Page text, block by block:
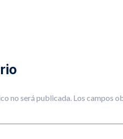
no será publicada. Los campos